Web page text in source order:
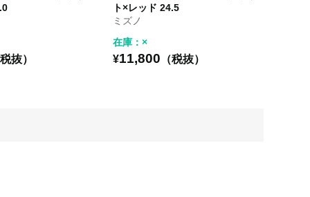
税抜）
ト×レッド 24.5
ミズノ
在庫：×
¥11,800 （税抜）